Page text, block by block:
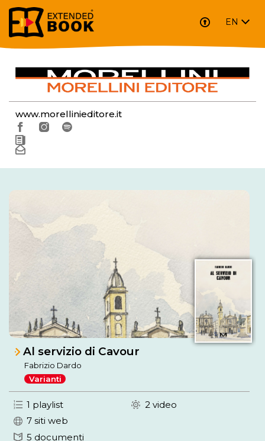
EN
MORELLINI EDITORE
www.morellinieditore.it
Al servizio di Cavour
Fabrizio Dardo
Varianti
1 playlist
7 siti web
5 documenti
2 video